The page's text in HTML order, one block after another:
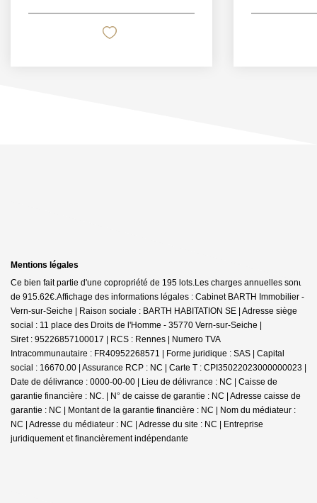
Mentions légales
Ce bien fait partie d'une copropriété de 195 lots.Les charges annuelles sont
de 915.62€.Affichage des informations légales : Cabinet BARTH Immobilier -
Vern-sur-Seiche | Raison sociale : BARTH HABITATION SE | Adresse siège
social : 11 place des Droits de l'Homme - 35770 Vern-sur-Seiche |
Siret : 95226857100017 | RCS : Rennes | Numero TVA
Intracommunautaire : FR40952268571 | Forme juridique : SAS | Capital
social : 16670.00 | Assurance RCP : NC | Carte T : CPI35022023000000023 |
Date de délivrance : 0000-00-00 | Lieu de délivrance : NC | Caisse de
garantie financière : NC. | N° de caisse de garantie : NC | Adresse caisse de
garantie : NC | Montant de la garantie financière : NC | Nom du médiateur :
NC | Adresse du médiateur : NC | Adresse du site : NC | Entreprise
juridiquement et financièrement indépendante